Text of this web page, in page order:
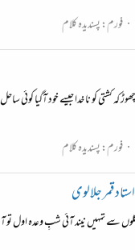
فورم:پسندیدہ کلام
کشتی کو نا خدا جیسے خود آگیا
فورم:پسندیدہ کلام
قمر جلالوی
سے تمہیں نیند آئی شبِ وعدہ